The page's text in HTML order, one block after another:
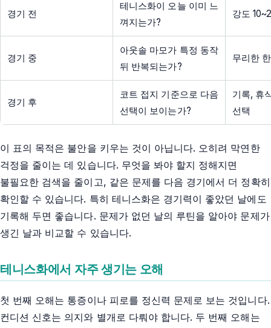
경기 전
테니스화이 오늘 이미 느
껴지는가?
강도
경기 중
아웃솔 마모가 특정 동작
뒤 반복되는가?
무리한
경기 후
코트 접지 기준으로 다음
선택이 보이는가?
기록, 휴
선택
이 표의 목적은 불안을 키우는 것이 아닙니다. 오히려 막연한
걱정을 줄이는 데 있습니다. 무엇을 봐야 할지 정해지면
불필요한 검색을 줄이고, 같은 문제를 다음 경기에서 더 정확히
확인할 수 있습니다. 특히 테니스화은 경기력이 좋았던 날에도
기록해 두면 좋습니다. 문제가 없던 날의 루틴을 알아야 문제가
생긴 날과 비교할 수 있습니다.
테니스화에서 자주 생기는 오해
첫 번째 오해는 통증이나 피로를 정신력 문제로 보는 것입니다.
컨디션 신호는 의지와 별개로 다뤄야 합니다. 두 번째 오해는